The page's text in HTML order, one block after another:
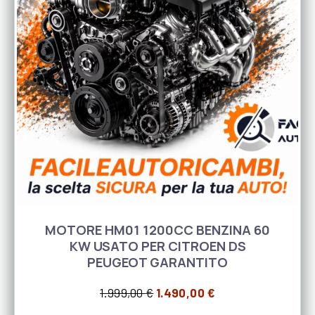
MOTORE HM01 1200CC BENZINA 60
KW USATO PER CITROEN DS
PEUGEOT GARANTITO
1.999,00€ Il prezzo originale era:
1.490,00 €Il prezzo attuale